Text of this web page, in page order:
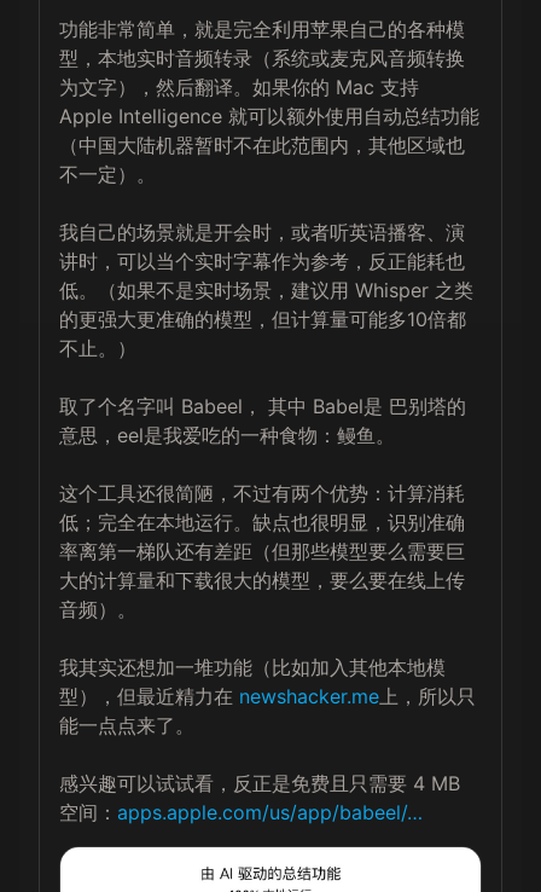
功能非常简单，就是完全利用苹果自己的各种模
型，本地实时音频转录（系统或麦克风音频转换
为文字），然后翻译。如果你的 Mac 支持
Apple Intelligence 就可以额外使用自动总结功能
（中国大陆机器暂时不在此范围内，其他区域也
不一定）。
我自己的场景就是开会时，或者听英语播客、演
讲时，可以当个实时字幕作为参考，反正能耗也
低。（如果不是实时场景，建议用 Whisper 之类
的更强大更准确的模型，但计算量可能多10倍都
不止。）
取了个名字叫 Babeel， 其中 Babel是 巴别塔的
意思，eel是我爱吃的一种食物：鳗鱼。
这个工具还很简陋，不过有两个优势：计算消耗
低；完全在本地运行。缺点也很明显，识别准确
率离第一梯队还有差距（但那些模型要么需要巨
大的计算量和下载很大的模型，要么要在线上传
音频）。
我其实还想加一堆功能（比如加入其他本地模
型），但最近精力在 newshacker.me上，所以只
能一点点来了。
感兴趣可以试试看，反正是免费且只需要 4 MB
空间： apps.apple.com/us/app/babeel/…